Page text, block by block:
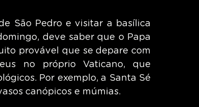
São Pedro e visitar a basílica
deve saber que o Papa
provável que se depare com
no próprio Vaticano, que
Por exemplo, a Santa Sé
canópicos e múmias.